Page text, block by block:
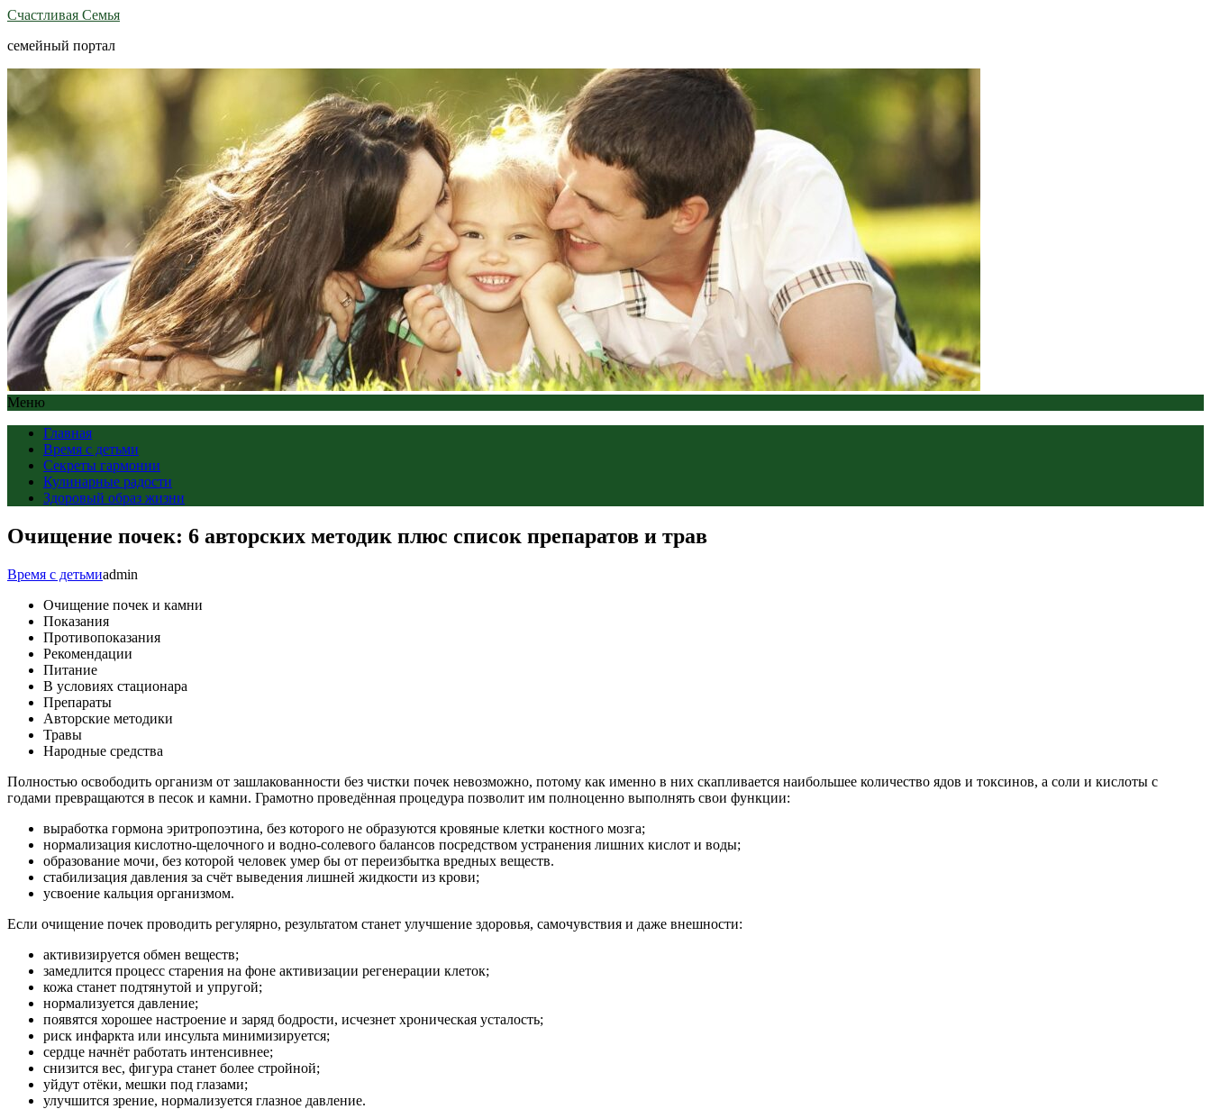
Счастливая Семья
семейный портал
Меню
Главная
Время с детьми
Секреты гармонии
Кулинарные радости
Здоровый образ жизни
Очищение почек: 6 авторских методик плюс список препаратов и трав
Время с детьмиadmin
Очищение почек и камни
Показания
Противопоказания
Рекомендации
Питание
В условиях стационара
Препараты
Авторские методики
Травы
Народные средства
Полностью освободить организм от зашлакованности без чистки почек невозможно, потому как именно в них скапливается наибольшее количество ядов и токсинов, а соли и кислоты с
годами превращаются в песок и камни. Грамотно проведённая процедура позволит им полноценно выполнять свои функции:
выработка гормона эритропоэтина, без которого не образуются кровяные клетки костного мозга;
нормализация кислотно-щелочного и водно-солевого балансов посредством устранения лишних кислот и воды;
образование мочи, без которой человек умер бы от переизбытка вредных веществ.
стабилизация давления за счёт выведения лишней жидкости из крови;
усвоение кальция организмом.
Если очищение почек проводить регулярно, результатом станет улучшение здоровья, самочувствия и даже внешности:
активизируется обмен веществ;
замедлится процесс старения на фоне активизации регенерации клеток;
кожа станет подтянутой и упругой;
нормализуется давление;
появятся хорошее настроение и заряд бодрости, исчезнет хроническая усталость;
риск инфаркта или инсульта минимизируется;
сердце начнёт работать интенсивнее;
снизится вес, фигура станет более стройной;
уйдут отёки, мешки под глазами;
улучшится зрение, нормализуется глазное давление.